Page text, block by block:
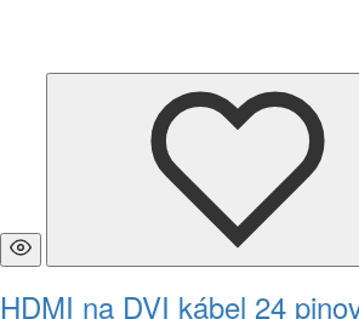
HDMI na DVI kábel 24